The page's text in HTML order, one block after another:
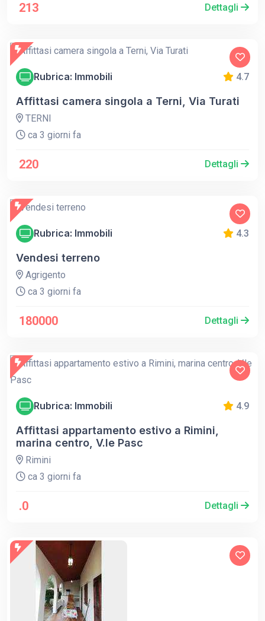
213 Dettagli
Rubrica: Immobili 4.7
Affittasi camera singola a Terni, Via Turati
TERNI
ca 3 giorni fa
220 Dettagli
Rubrica: Immobili 4.3
Vendesi terreno
Agrigento
ca 3 giorni fa
180000 Dettagli
Rubrica: Immobili 4.9
Affittasi appartamento estivo a Rimini,
marina centro, V.le Pasc
Rimini
ca 3 giorni fa
.0 Dettagli